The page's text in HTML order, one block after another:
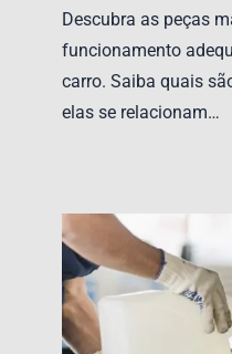
Descubra as peças
funcionamento
carro. Saiba quais
elas se relacionam…